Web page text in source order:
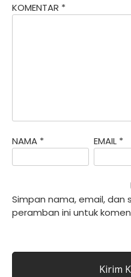
KOMENTAR *
NAMA * EMAIL *
Simpan nama, email, dan
peramban ini untuk